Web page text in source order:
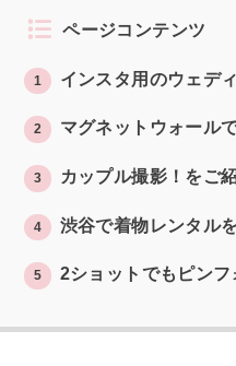
ページコンテンツ
1 インスタ用のウェデ
2 マグネットウォール
3 カップル撮影！をご
4 渋谷で着物レンタル
5 2ショットでもピンフ